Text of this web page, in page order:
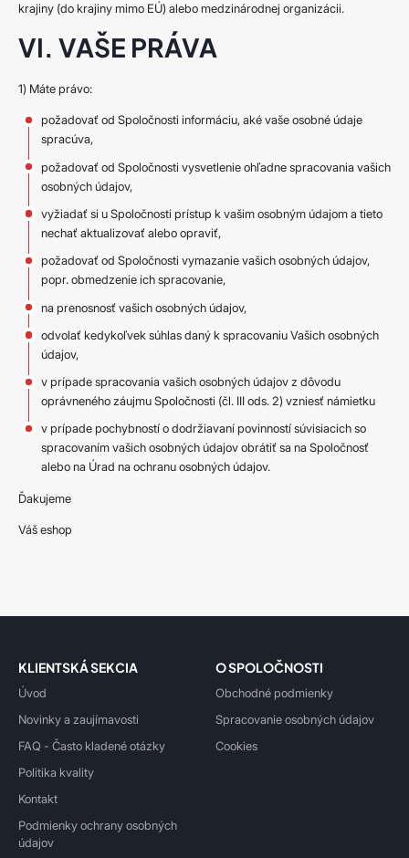
krajiny (do krajiny mimo EÚ) alebo medzinárodnej organizácii.
VI. VAŠE PRÁVA
1) Máte právo:
požadovať od Spoločnosti informáciu, aké vaše osobné údaje
spracúva,
požadovať od Spoločnosti vysvetlenie ohľadne spracovania vašich
osobných údajov,
vyžiadať si u Spoločnosti prístup k vašim osobným údajom a tieto
nechať aktualizovať alebo opraviť,
požadovať od Spoločnosti vymazanie vašich osobných údajov,
popr. obmedzenie ich spracovanie,
na prenosnosť vašich osobných údajov,
odvolať kedykoľvek súhlas daný k spracovaniu Vašich osobných
údajov,
v prípade spracovania vašich osobných údajov z dôvodu
oprávneného záujmu Spoločnosti (čl. III ods. 2) vzniesť námietku
v prípade pochybností o dodržiavaní povinností súvisiacich so
spracovaním vašich osobných údajov obrátiť sa na Spoločnosť
alebo na Úrad na ochranu osobných údajov.
Ďakujeme
Váš eshop
KLIENTSKÁ SEKCIA
Úvod
Novinky a zaujímavosti
FAQ - Často kladené otázky
Politika kvality
Kontakt
Podmienky ochrany osobných
údajov
O SPOLOČNOSTI
Obchodné podmienky
Spracovanie osobných údajov
Cookies